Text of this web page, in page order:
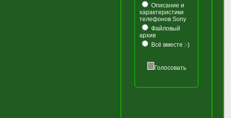
Описание и
характеристики
телефонов Sony
Файловый
архив
Всё вместе :-)
Голосовать